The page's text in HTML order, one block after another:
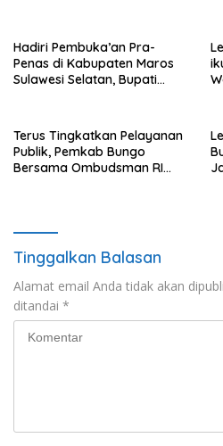
Hadiri Pembuka’an Pra-
Penas di Kabupaten Maros
Sulawesi Selatan, Bupati
Terus Tingkatkan Pelayanan
Publik, Pemkab Bungo
Bersama Ombudsman RI
Tinggalkan Balasan
Alamat email Anda tidak akan
ditandai *